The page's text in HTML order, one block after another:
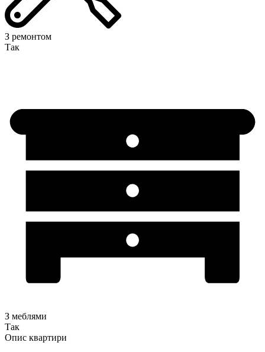
З ремонтом
Так
З меблями
Так
Опис квартири